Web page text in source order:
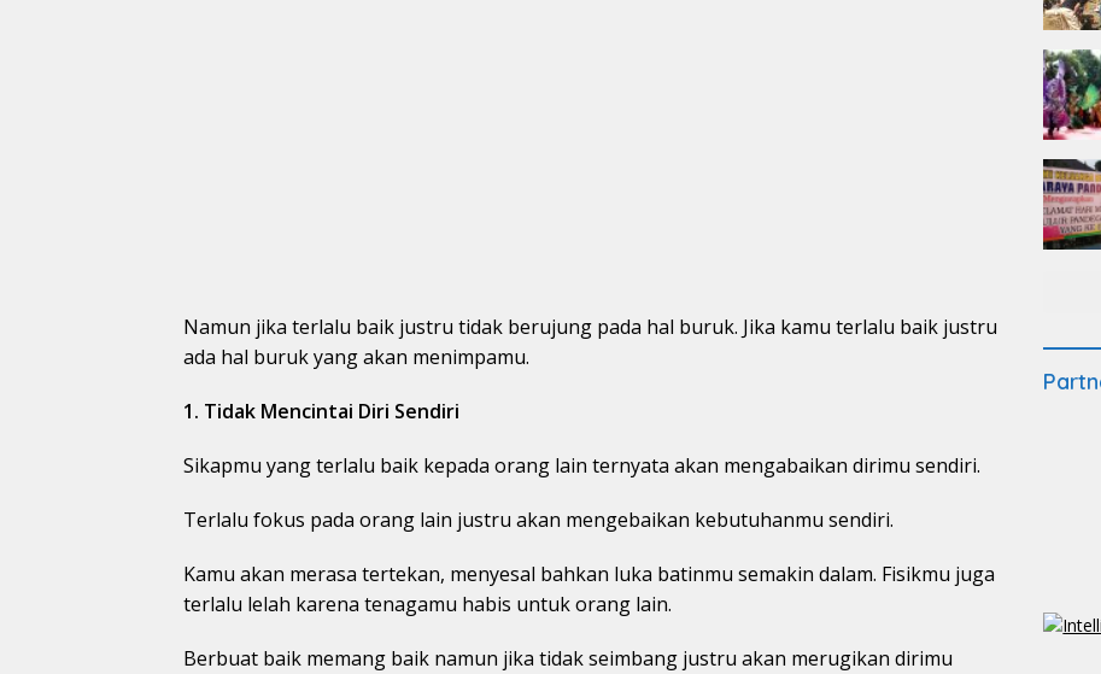
Namun jika terlalu baik justru tidak berujung pada hal buruk. Jika kamu terlalu baik justru
ada hal buruk yang akan menimpamu.
1. Tidak Mencintai Diri Sendiri
Sikapmu yang terlalu baik kepada orang lain ternyata akan mengabaikan dirimu sendiri.
Terlalu fokus pada orang lain justru akan mengebaikan kebutuhanmu sendiri.
Kamu akan merasa tertekan, menyesal bahkan luka batinmu semakin dalam. Fisikmu juga
terlalu lelah karena tenagamu habis untuk orang lain.
Berbuat baik memang baik namun jika tidak seimbang justru akan merugikan dirimu